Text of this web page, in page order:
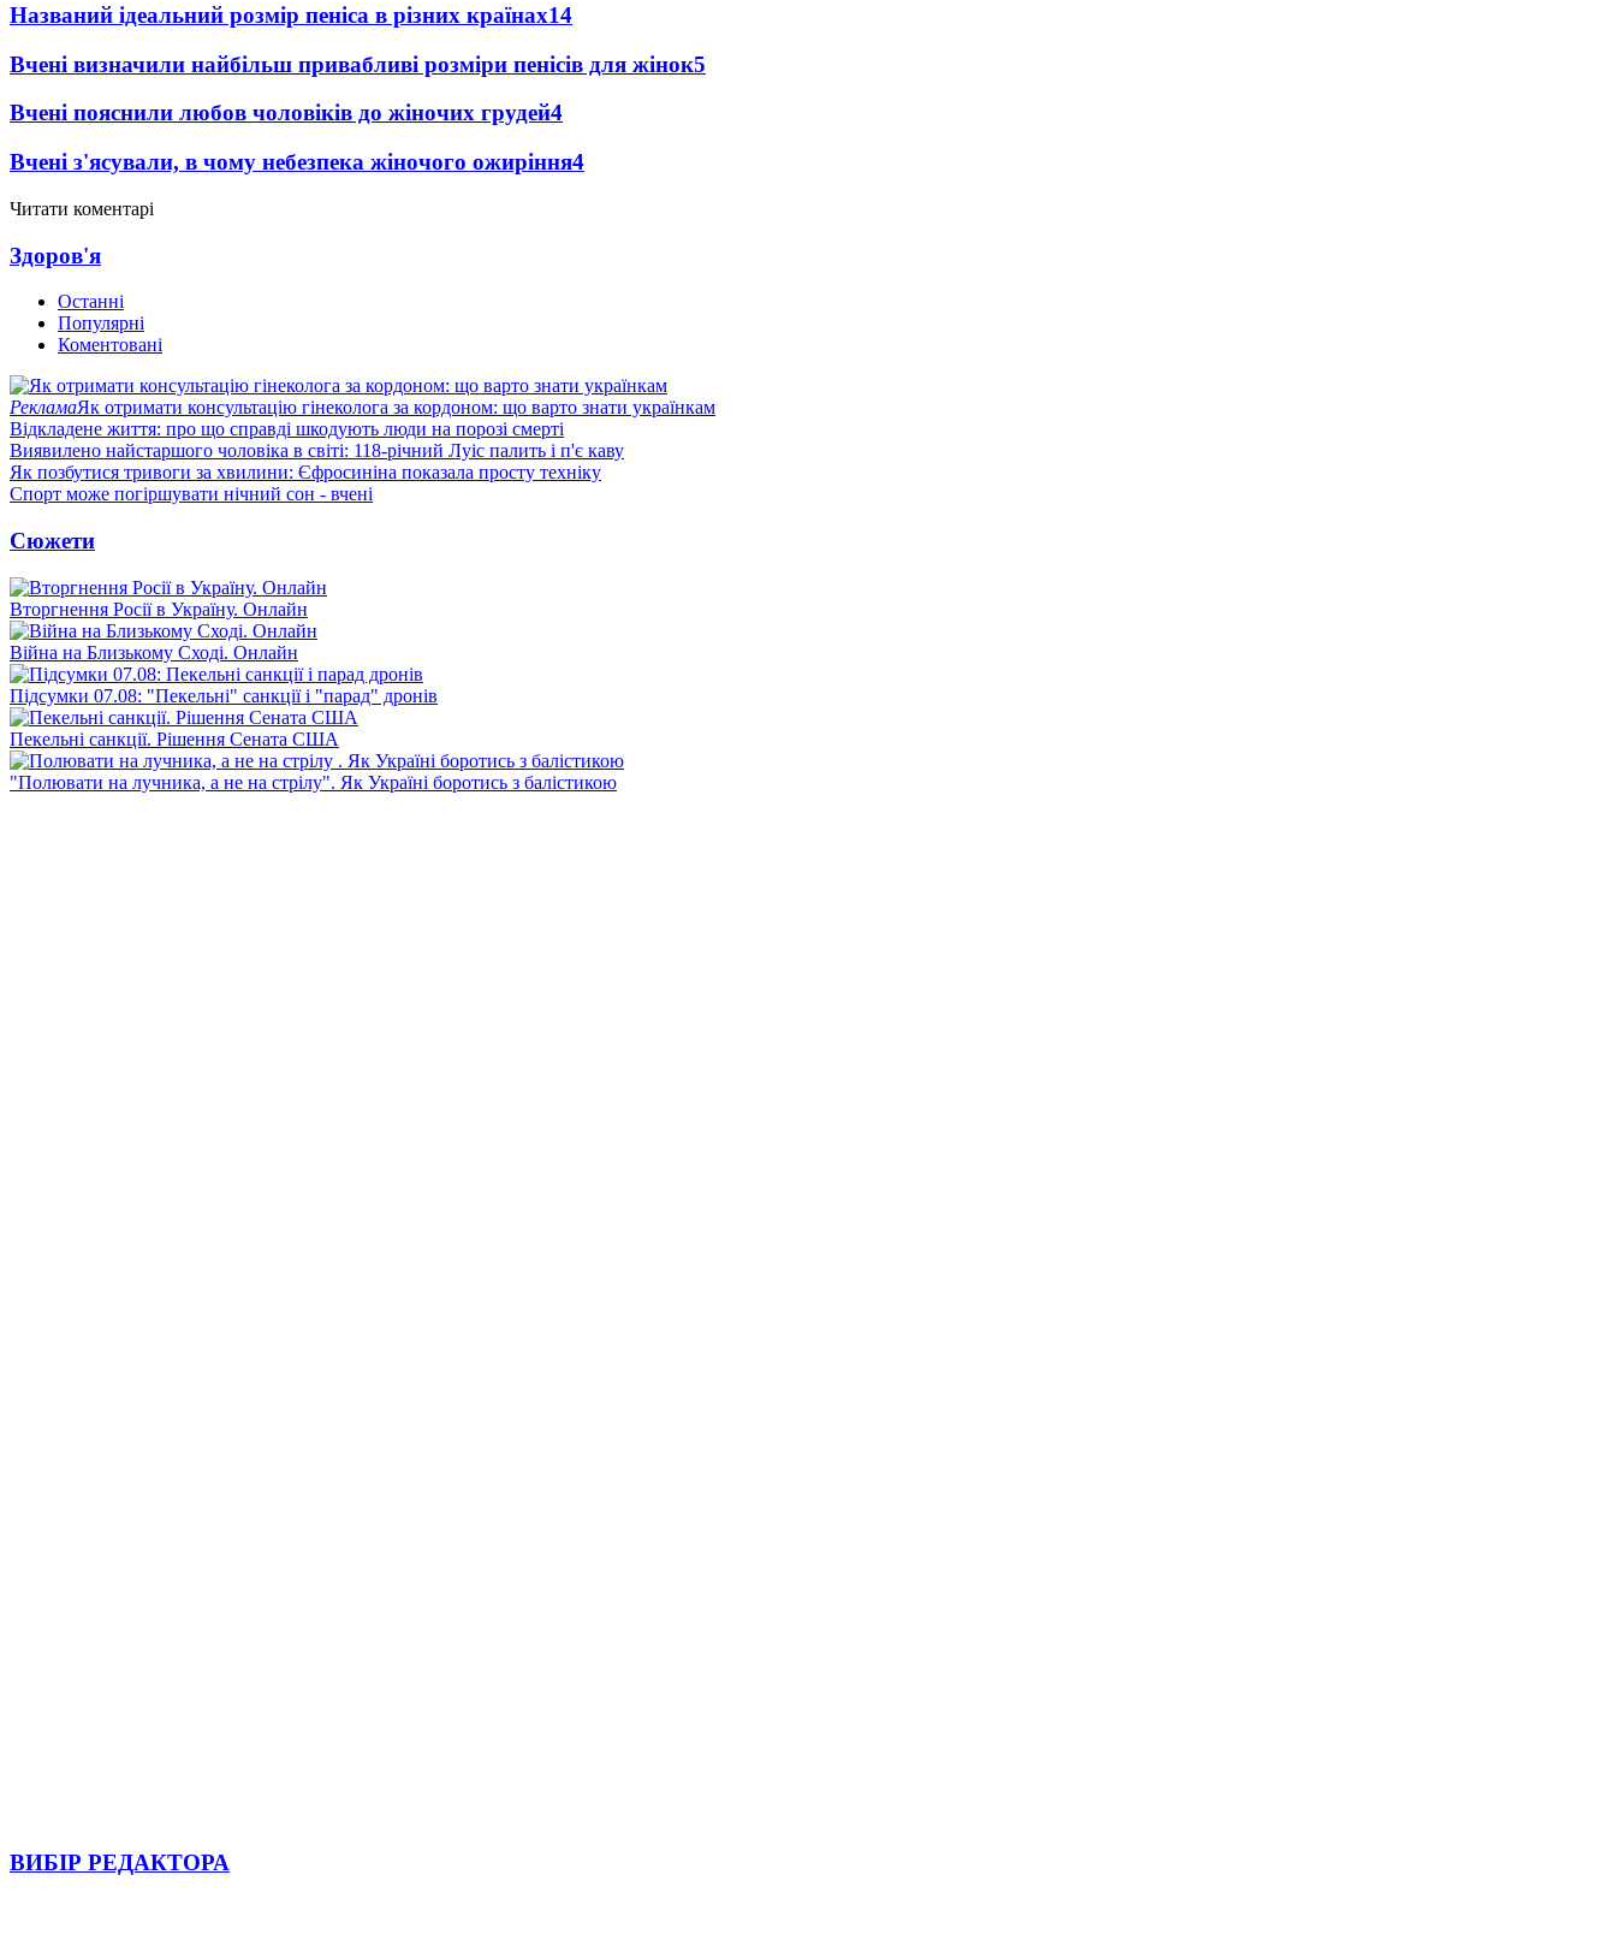
Названий ідеальний розмір пеніса в різних країнах14
Вчені визначили найбільш привабливі розміри пенісів для жінок5
Вчені пояснили любов чоловіків до жіночих грудей4
Вчені з'ясували, в чому небезпека жіночого ожиріння4
Читати коментарі
Здоров'я
Останні
Популярні
Коментовані
РекламаЯк отримати консультацію гінеколога за кордоном: що варто знати українкам
Відкладене життя: про що справді шкодують люди на порозі смерті
Виявилено найстаршого чоловіка в світі: 118-річний Луіс палить і п'є каву
Як позбутися тривоги за хвилини: Єфросиніна показала просту техніку
Спорт може погіршувати нічний сон - вчені
Сюжети
Вторгнення Росії в Україну. Онлайн
Війна на Близькому Сході. Онлайн
Підсумки 07.08: "Пекельні" санкції і "парад" дронів
Пекельні санкції. Рішення Сената США
"Полювати на лучника, а не на стрілу". Як Україні боротись з балістикою
ВИБІР РЕДАКТОРА